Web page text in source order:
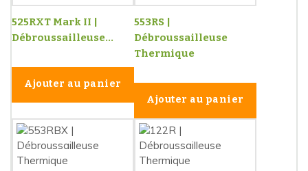
525RXT Mark II |
Débroussailleuse...
Ajouter au panier
553RS |
Débroussailleuse
Thermique
Ajouter au panier